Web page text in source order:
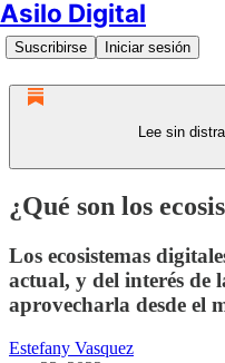
Asilo Digital
Suscribirse Iniciar sesión
Lee sin
¿Qué son los
Los ecosistemas
actual, y del interés de
aprovecharla desde el
Estefany Vasquez